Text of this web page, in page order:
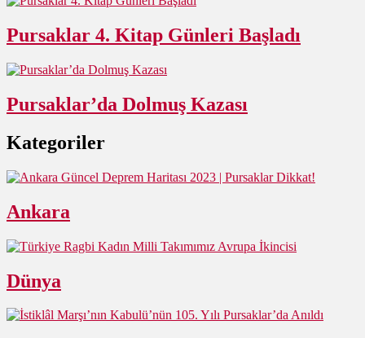
Pursaklar 4. Kitap Günleri Başladı
Pursaklar’da Dolmuş Kazası
Kategoriler
Ankara
Dünya